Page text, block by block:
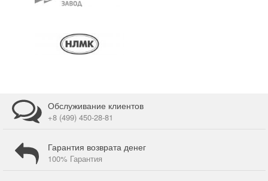
Обслуживание клиентов
+8 (499) 450-28-81
Гарантия возврата денег
100% Гарантия